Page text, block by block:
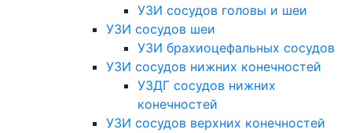
УЗИ сосудов головы и шеи
УЗИ сосудов шеи
УЗИ брахиоцефальных сосудов
УЗИ сосудов нижних конечностей
УЗДГ сосудов нижних
конечностей
УЗИ сосудов верхних конечностей